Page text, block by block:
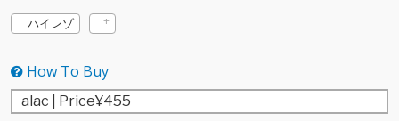
ハイレゾ
How To Buy